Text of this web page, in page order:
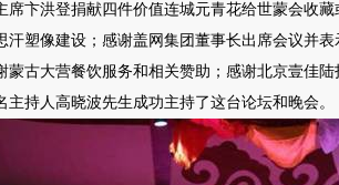
席卞洪登捐献四件价值连城元青花给世蒙会收
汗塑像建设；感谢盖网集团董事长出席会议并
蒙古大营餐饮服务和相关赞助；感谢北京壹佳
主持人高晓波先生成功主持了这台论坛和晚会。